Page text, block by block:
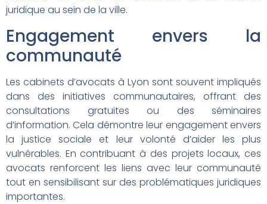
juridique au sein de la ville.
Engagement envers la
communauté
Les cabinets d’avocats à Lyon sont souvent impliqués
dans des initiatives communautaires, offrant des
consultations gratuites ou des séminaires
d’information. Cela démontre leur engagement envers
la justice sociale et leur volonté d’aider les plus
vulnérables. En contribuant à des projets locaux, ces
avocats renforcent les liens avec leur communauté
tout en sensibilisant sur des problématiques juridiques
importantes.